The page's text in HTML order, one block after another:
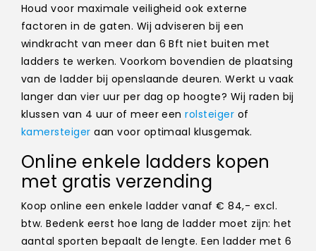
Houd voor maximale veiligheid ook externe
factoren in de gaten. Wij adviseren bij een
windkracht van meer dan 6 Bft niet buiten met
ladders te werken. Voorkom bovendien de plaatsing
van de ladder bij openslaande deuren. Werkt u vaak
langer dan vier uur per dag op hoogte? Wij raden bij
klussen van 4 uur of meer eenrolsteiger of
kamersteiger aan voor optimaal klusgemak.
Online enkele ladders kopen
met gratis verzending
Koop online een enkele ladder vanaf € 84,- excl.
btw. Bedenk eerst hoe lang de ladder moet zijn: het
aantal sporten bepaalt de lengte. Een ladder met 6